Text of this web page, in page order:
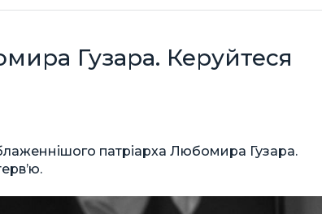
Синодальні органи
Гузара. Керуйтеся
патріарха Любомира Гузара.